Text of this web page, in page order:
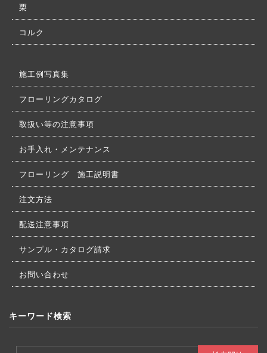
栗
コルク
施工例写真集
フローリングカタログ
取扱い等の注意事項
お手入れ・メンテナンス
フローリング 施工説明書
注文方法
配送注意事項
サンプル・カタログ請求
お問い合わせ
キーワード検索